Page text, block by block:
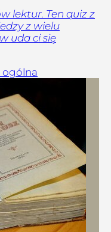
lektur. Ten quiz z
z wielu
uda ci się
ogólna